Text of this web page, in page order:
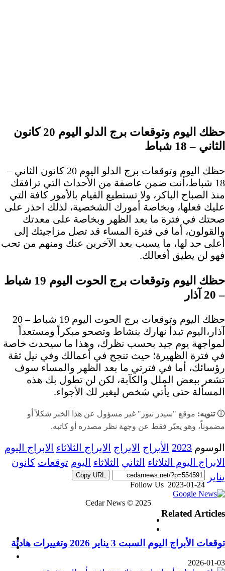
حظك اليوم وتوقعات برج الدلو اليوم 20 كانون
الثاني – 18 شباط
حظك اليوم وتوقعات برج الدلو اليوم 20 كانون الثاني –
18 شباط،أنت ضمن عاصفة من الأحداث التي ترافقك
منذ الصباح الباكر، ولا تستطيع القيام بالأمور كافة التي
عليك فعلها، وبخاصة أمورك الشخصية، لذلك احذر على
صحتك في فترة ما بعد الظهر وبخاصة على معدتك
والقولون، أما في فترة المساء قد تصل مزاجيتك إلى
أعلى حد لها، ما يسبب بعد الآخرين عنك ومنهم من تحب
فهو لن يطيق أفعالك.
حظك اليوم وتوقعات برج الحوت اليوم 19 شباط
– 20 آذار
حظك اليوم وتوقعات برج الحوت اليوم 19 شباط – 20
آذار،اليوم تبدأ نهارك بنشاط وتصحو مبكراً ومستعداً
لمواجهة يوم جيد بحسب نظرك، وهذا ما سيحدث خاصة
في فترة الظهيرة؛ حيث تنجح في أعمالك وفي نيل ثقة
رؤسائك، أما في فترتي ما بعد الظهر والمساء سوف
تشعر ببعض الملل والكآبة، لكن لن تطول بك هذه
المسألة حتى يأتي شخص ليغير لك الأجواء.
🛈تنويه: موقع "سيدر نيوز" غير مسؤول عن هذا الخبر شكلاً أو
مضموناً، وهو يعبّر فقط عن وجهة نظر مصدره أو كاتبه.
الوسوم 2023 الأبراج الابراج الابراج الثلاثاء الابراج اليوم
الابراج اليوم الثلاثاء الثاني الثلاثاء اليوم توقعات كانون
يناير
Copy URL
2023-01-24 فيسبوك
‫X
لينكدإن
ماسنجر
ماسنجر
واتساب
تيلقرام
مشاركة
البريد
Follow Us
عبر
Related Articles
توقعات الأبراج اليوم السبت 3 يناير 2026 وتغييرات هادئة
2026-01-03
Cedar News © 2025